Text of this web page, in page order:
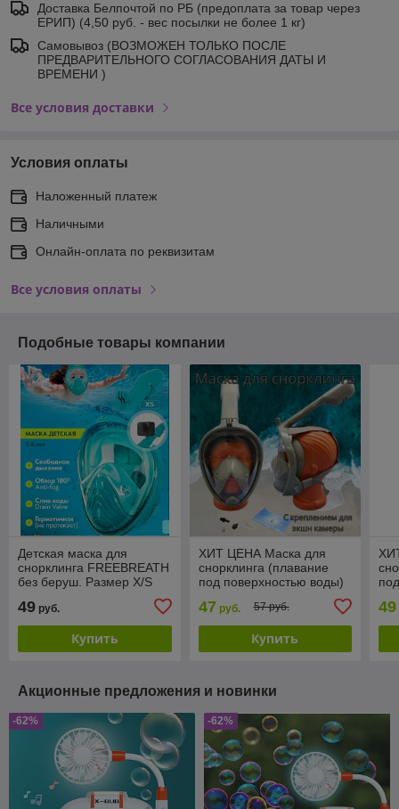
Доставка Белпочтой по РБ (предоплата за товар через
ЕРИП) (4,50 руб. - вес посылки не более 1 кг)
Самовывоз (ВОЗМОЖЕН ТОЛЬКО ПОСЛЕ
ПРЕДВАРИТЕЛЬНОГО СОГЛАСОВАНИЯ ДАТЫ И
ВРЕМЕНИ )
Все условия доставки
Условия оплаты
Наложенный платеж
Наличными
Онлайн-оплата по реквизитам
Все условия оплаты
Подобные товары компании
Детская маска для
снорклинга FREEBREATH
без беруш. Размер Х/S
49 руб.
Купить
ХИТ ЦЕНА Маска для
снорклинга (плавание
под поверхностью воды)
креплением для экшн
камеры и
47 руб. 57 руб.
Купить
49
Акционные предложения и новинки
-62% -62%